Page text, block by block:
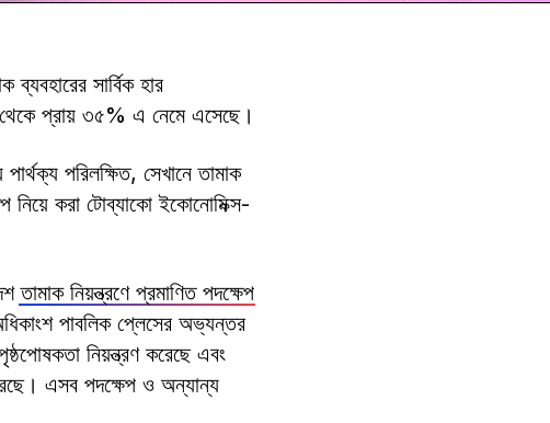
সার্বিক হার
প্রায় ৩৫% এ নেমে এসেছে।
পরিলক্ষিত, সেখানে তামাক
নিয়ে করা টোব্যাকো ইকোনোমিক্স-
তামাক নিয়ন্ত্রণে প্রমাণিত পদক্ষেপ
পাবলিক প্লেসের অভ্যন্তর
নিয়ন্ত্রণ করেছে এবং
এসব পদক্ষেপ ও অন্যান্য